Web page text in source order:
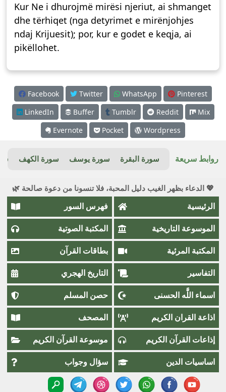
Kur Ne i dhurojmë mirësi njeriut, ai shmanget
dhe tërhiqet (nga detyrimet e mirënjohjes
ndaj Krijuesit); por, kur e godet e keqja, ai
pikëllohet.
Facebook Twitter WhatsApp
Pinterest
LinkedIn
Buffer Tumblr Reddit
Mix
Evernote
Pocket Wordpress
روابط سريعة سورة البقرة سورة يوسف سورة الكهف
💖 الدعاء بظهر الغيب دليل المحبة، فلا تنسونا من دعوة صالحة 🌿
الرئيسية فهرس السور
الموسوعة التاريخية المكتبة الصوتية
المكتبة المرئية بطاقات القرآن
التفاسير التاريخ الهجري
اسماء اللَّٰه الحسنى حصن المسلم
اذاعة القران الكريم المصحف
إذاعات القرآن الكريم موسوعة القرآن الكريم
اساسيات الدين سؤال وجواب